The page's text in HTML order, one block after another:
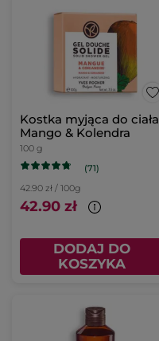
Kostka myjąca do ciała
Mango & Kolendra
100 g
(71)
42.90 zł / 100g
42.90 zł
DODAJ DO
KOSZYKA